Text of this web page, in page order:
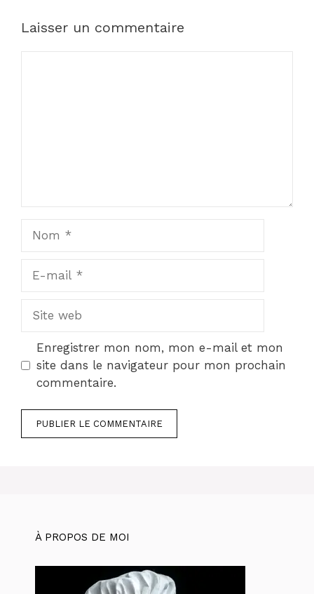
Laisser un commentaire
mail
web
Enregistrer mon nom, mon e-mail et mon
site dans le navigateur pour mon prochain
commentaire.
À PROPOS DE MOI